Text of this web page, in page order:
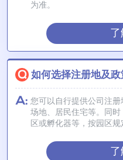
为准。
如何选择注册地及
您可以自行提供公司注
场地、居民住宅等。同
区或孵化器等，按园区规